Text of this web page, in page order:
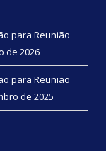
para Reunião
de 2026
para Reunião
de 2025